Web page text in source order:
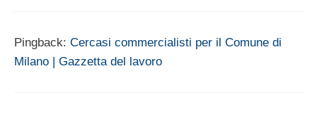
Pingback: Cercasi commercialisti per il Comune di
Milano | Gazzetta del lavoro